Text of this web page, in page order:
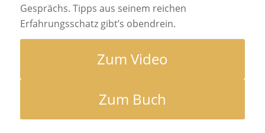
Gesprächs. Tipps aus seinem reichen
Erfahrungsschatz gibt’s obendrein.
Zum Video
Zum Buch